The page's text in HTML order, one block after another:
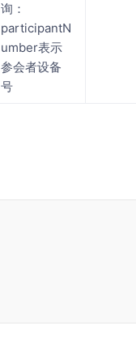
询：
participantN
umber表示
参会者设备
号